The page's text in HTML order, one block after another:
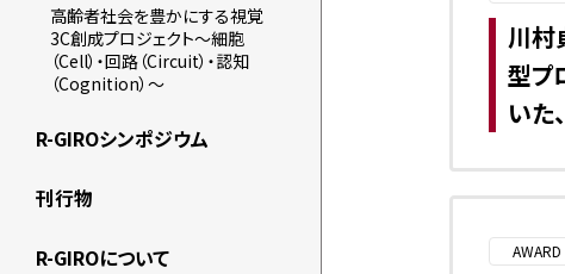
高齢者社会を豊かにする視覚
3C創成プロジェクト～細胞
（Cell）・回路（Circuit）・認知
（Cognition）～
R-GIROシンポジウム
刊行物
R-GIROについて
川村
型プ
いた
AWARD